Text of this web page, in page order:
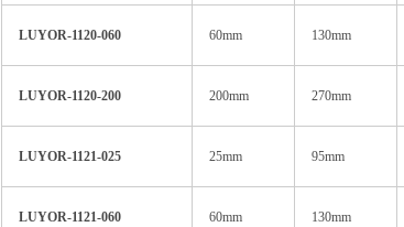
LUYOR-1120-060 60mm 130mm
LUYOR-1120-200 200mm 270mm
LUYOR-1121-025 25mm 95mm
LUYOR-1121-060 60mm 130mm